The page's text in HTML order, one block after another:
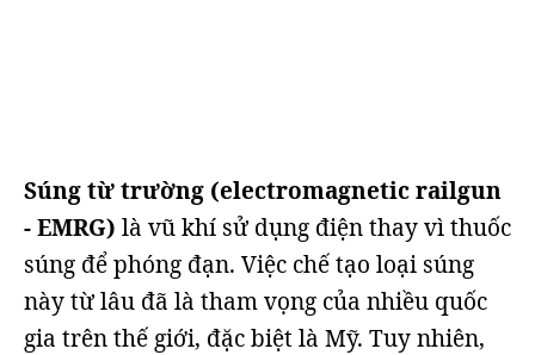
Súng từ trường (electromagnetic railgun
- EMRG) là vũ khí sử dụng điện thay vì thuốc
súng để phóng đạn. Việc chế tạo loại súng
này từ lâu đã là tham vọng của nhiều quốc
gia trên thế giới, đặc biệt là Mỹ. Tuy nhiên,